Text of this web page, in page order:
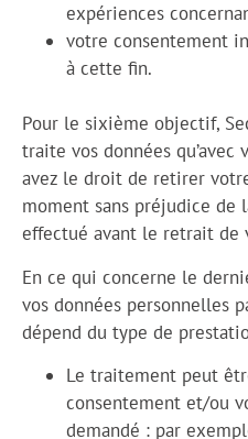
expériences
votre consentement
à cette fin.
Pour le sixième objectif,
traite vos données qu’avec
avez le droit de retirer
moment sans préjudice
effectué avant le retrait de
En ce qui concerne le
vos données personnelles
dépend du type de
Le traitement peut
consentement et/ou
demandé : par